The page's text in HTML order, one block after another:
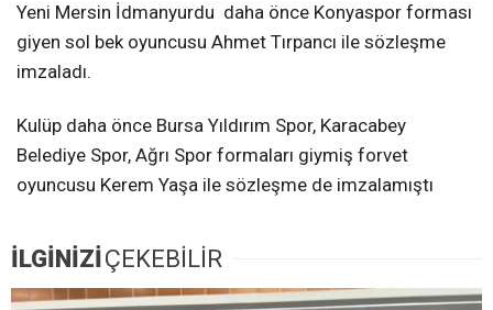
Yeni Mersin İdmanyurdu daha önce Konyaspor forması
giyen sol bek oyuncusu Ahmet Tırpancı ile sözleşme
imzaladı.
Kulüp daha önce Bursa Yıldırım Spor, Karacabey
Belediye Spor, Ağrı Spor formaları giymiş forvet
oyuncusu Kerem Yaşa ile sözleşme de imzalamıştı
İLGİNİZİ ÇEKEBİLİR